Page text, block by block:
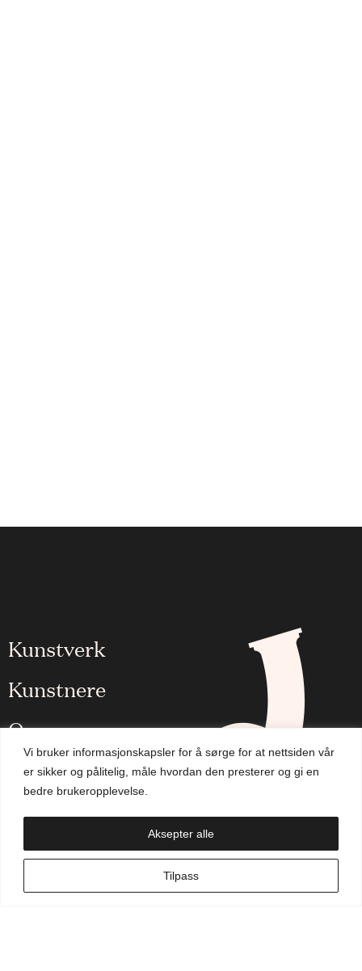
Vi bruker informasjonskapsler for å sørge for at nettsiden vår
er sikker og pålitelig, måle hvordan den presterer og gi en
bedre brukeropplevelse.
Tilpass
Aksepter alle
Kunstverk
Kunstnere
Om oss
Aktuelt
Handlekurv
NO